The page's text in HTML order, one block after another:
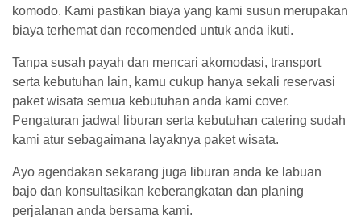
komodo. Kami pastikan biaya yang kami susun merupakan
biaya terhemat dan recomended untuk anda ikuti.
Tanpa susah payah dan mencari akomodasi, transport
serta kebutuhan lain, kamu cukup hanya sekali reservasi
paket wisata semua kebutuhan anda kami cover.
Pengaturan jadwal liburan serta kebutuhan catering sudah
kami atur sebagaimana layaknya paket wisata.
Ayo agendakan sekarang juga liburan anda ke labuan
bajo dan konsultasikan keberangkatan dan planing
perjalanan anda bersama kami.